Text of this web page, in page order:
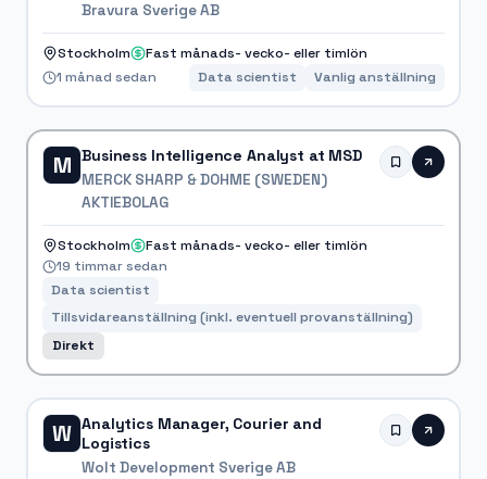
Bravura Sverige AB
Stockholm
Fast månads- vecko- eller timlön
1 månad sedan
Data scientist Vanlig anställning
M Business Intelligence Analyst at MSD
MERCK SHARP & DOHME (SWEDEN)
AKTIEBOLAG
Stockholm
Fast månads- vecko- eller timlön
19 timmar sedan
Data scientist
Tillsvidareanställning (inkl. eventuell provanställning)
Direkt
W Analytics Manager, Courier and
Logistics
Wolt Development Sverige AB